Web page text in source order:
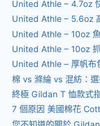
United Athle – 4.7oz
United Athle – 5.6oz
United Athle – 10oz
United Athle – 10oz
United Athle – 厚帆布
棉 vs 滌綸 vs 混紡：
終極 Gildan T 恤款式
7 個原因 美國棉花